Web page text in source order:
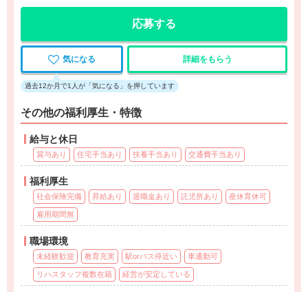
応募する
気になる 詳細をもらう
過去12か月で1人が「気になる」を押しています
その他の福利厚生・特徴
給与と休日
賞与あり 住宅手当あり 扶養手当あり 交通費手当あり
福利厚生
社会保険完備 昇給あり 退職金あり 託児所あり 産休育休可
雇用期間無
職場環境
未経験歓迎 教育充実 駅orバス停近い 車通勤可
リハスタッフ複数在籍 経営が安定している